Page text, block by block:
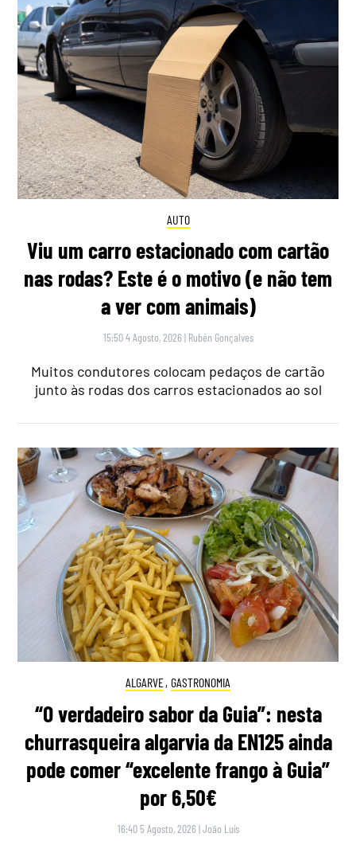
AUTO
Viu um carro estacionado com cartão
nas rodas? Este é o motivo (e não tem
a ver com animais)
15:50 4 Agosto, 2026 | Rubén Gonçalves
Muitos condutores colocam pedaços de cartão
junto às rodas dos carros estacionados ao sol
ALGARVE, GASTRONOMIA
“O verdadeiro sabor da Guia”: nesta
churrasqueira algarvia da EN125 ainda
pode comer “excelente frango à Guia”
por 6,50€
16:40 5 Agosto, 2026 |João Luís